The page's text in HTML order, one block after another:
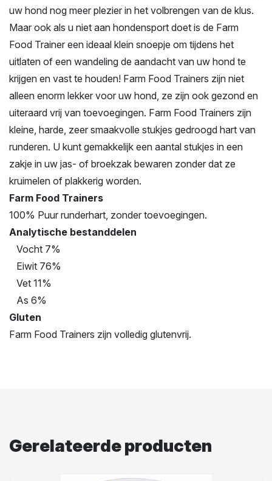
uw hond nog meer plezier in het volbrengen van de klus.
Maar ook als u niet aan hondensport doet is de Farm
Food Trainer een ideaal klein snoepje om tijdens het
uitlaten of een wandeling de aandacht van uw hond te
krijgen en vast te houden! Farm Food Trainers zijn niet
alleen enorm lekker voor uw hond, ze zijn ook gezond en
uiteraard vrij van toevoegingen. Farm Food Trainers zijn
kleine, harde, zeer smaakvolle stukjes gedroogd hart van
runderen. U kunt gemakkelijk een aantal stukjes in een
zakje in uw jas- of broekzak bewaren zonder dat ze
kruimelen of plakkerig worden.
Farm Food Trainers
100% Puur runderhart, zonder toevoegingen.
Analytische bestanddelen
Vocht 7%
Eiwit 76%
Vet 11%
As 6%
Gluten
Farm Food Trainers zijn volledig glutenvrij.
Gerelateerde producten